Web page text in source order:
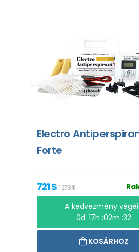
Electro
Forte
721 $1 273 $
A kedvezmény
0d :17h :02m :31
KOSÁRHOZ